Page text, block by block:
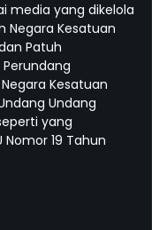
media yang dikelola
Negara Kesatuan
Patuh
Kesatuan
Undang
yang
19 Tahun